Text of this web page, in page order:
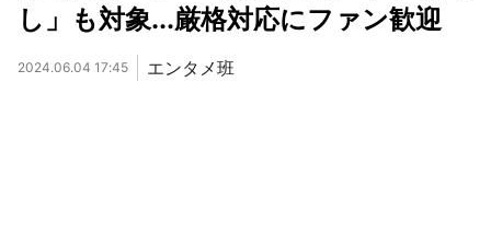
し」も対象...厳格対応にファン歓迎
2024.06.04 17:45 エンタメ班